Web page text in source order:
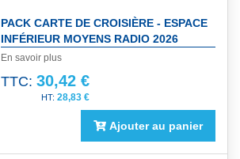
PACK CARTE DE CROISIÈRE - ESPACE
INFÉRIEUR MOYENS RADIO 2026
En savoir plus
TTC: 30,42 €
28,83 €
Ajouter au panier